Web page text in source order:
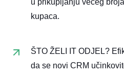
u prikupljanju većeg
kupaca.
ŠTO ŽELI IT ODJEL?
da se novi CRM